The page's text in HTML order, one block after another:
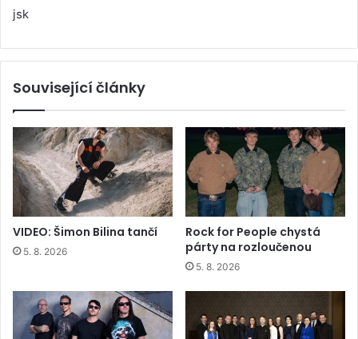
jsk
Související články
VIDEO: Šimon Bilina tančí
5. 8. 2026
Rock for People chystá
párty na rozloučenou
5. 8. 2026